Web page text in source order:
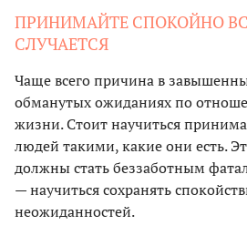
ПРИНИМАЙТЕ СПОКОЙНО
СЛУЧАЕТСЯ
Чаще всего причина в
обманутых ожиданиях по
жизни. Стоит научиться
людей такими, какие они есть.
должны стать беззаботным
— научиться сохранять
неожиданностей.